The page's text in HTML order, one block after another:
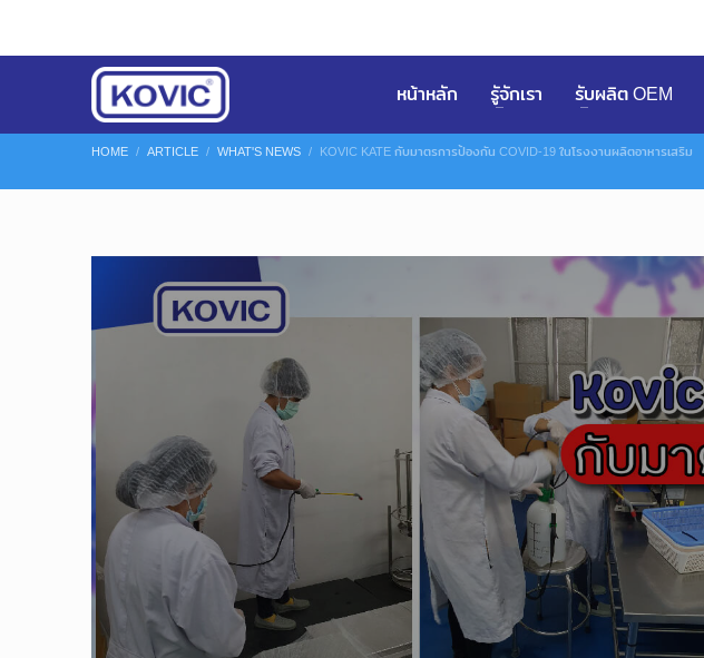
หน้าหลัก รูัจักเรา รับผลิต OEM
HOME ARTICLE WHAT'S NEWS KOVIC KATE กับมาตรการป้องกัน COVID-19 ในโรงงานผลิตอาหารเสริม